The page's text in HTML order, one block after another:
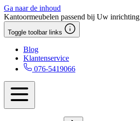
Ga naar de inhoud
Kantoormeubelen passend bij Uw inrichting
Toggle toolbar links
Blog
Klantenservice
076-5419066